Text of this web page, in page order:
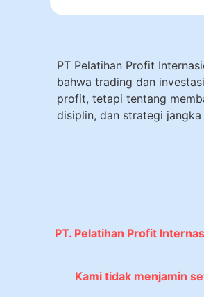
PT Pelatihan Profit
bahwa trading dan
profit, tetapi tentang
disiplin, dan strategi jangka
PT. Pelatihan Profit
Kami tidak menjamin